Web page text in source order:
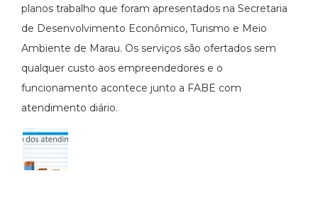
planos trabalho que foram apresentados na Secretaria
de Desenvolvimento Econômico, Turismo e Meio
Ambiente de Marau. Os serviços são ofertados sem
qualquer custo aos empreendedores e o
funcionamento acontece junto a FABE com
atendimento diário.